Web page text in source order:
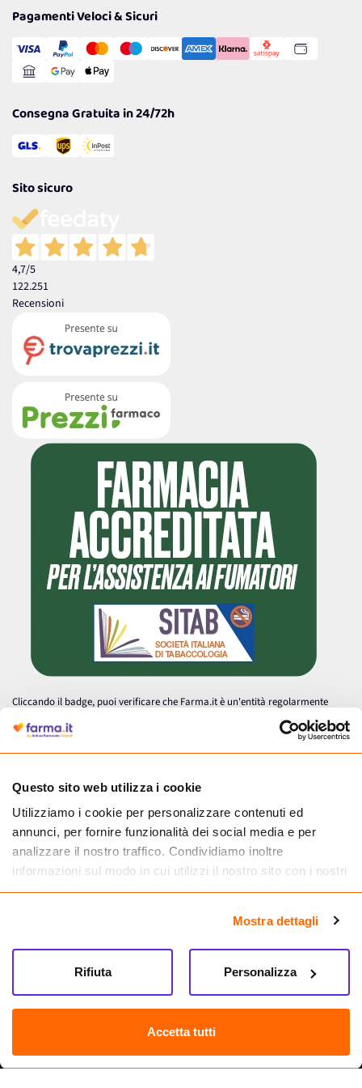
Questo sito web utilizza i cookie
Utilizziamo i cookie per personalizzare contenuti ed
annunci, per fornire funzionalità dei social media e per
analizzare il nostro traffico. Condividiamo inoltre
informazioni sul modo in cui utilizzi il nostro sito con i nostri
partner che si occupano di analisi dei dati web, pubblicità e
informazioni che hai fornito loro o che hanno raccolto dal
tuo utilizzo dei loro servizi.
Mostra dettagli
Accetta tutti
Personalizza
Rifiuta
Cookie Policy
Gestisci Cookie
Reso Facile e Veloce
Pagamenti Veloci & Sicuri
Consegna Gratuita in 24/72h
Sito sicuro
4,7/5
122.251
Recensioni
Cliccando il badge, puoi verificare che Farma.it è un'entità regolarmente
autorizzata dal Ministero della Salute a effettuare la vendita online di
medicinali.
Farma.it S.a.s. P. IVA 07417261216 REA: NA-884088
CREDITS
Sede legale Via delle Repubbliche Marinare 128, 80147 Napoli